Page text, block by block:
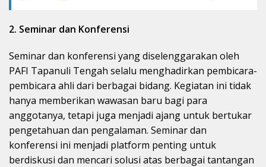
2. Seminar dan Konferensi
Seminar dan konferensi yang diselenggarakan oleh
PAFI Tapanuli Tengah selalu menghadirkan pembicara-
pembicara ahli dari berbagai bidang. Kegiatan ini tidak
hanya memberikan wawasan baru bagi para
anggotanya, tetapi juga menjadi ajang untuk bertukar
pengetahuan dan pengalaman. Seminar dan
konferensi ini menjadi platform penting untuk
berdiskusi dan mencari solusi atas berbagai tantangan